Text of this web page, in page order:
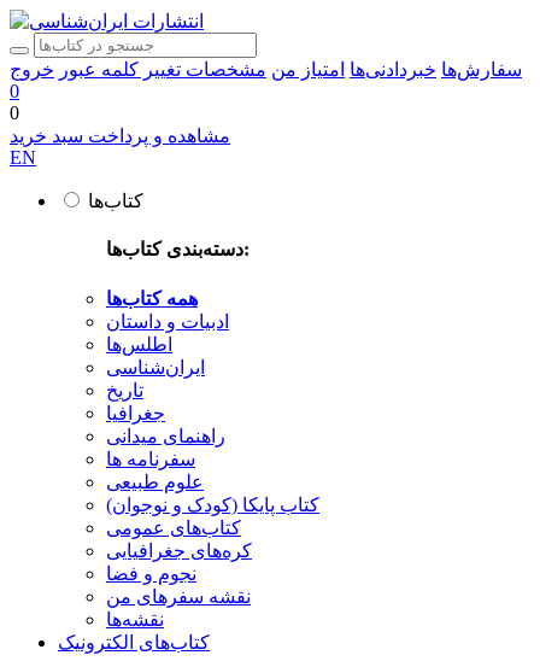
سفارش‌ها خبردادنی‌ها امتیاز من مشخصات تغییر کلمه عبور خروج
0
0
مشاهده و پرداخت سبد خرید
EN
کتاب‌ها
دسته‌بندی کتاب‌ها:
همه کتاب‌ها
ادبیات و داستان
اطلس‌ها
ایران‌شناسی
تاریخ
جغرافیا
راهنمای میدانی
سفرنامه‌ ها
علوم طبیعی
کتاب‌ پایکا (کودک و نوجوان)
کتاب‌های عمومی
کره‌های جغرافیایی
نجوم و فضا
نقشه سفرهای من
نقشه‌ها
کتاب‌های الکترونیک